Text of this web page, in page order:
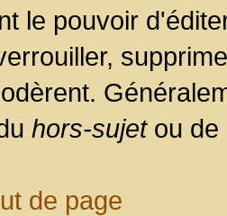
le pouvoir
hors-sujetou de
de page